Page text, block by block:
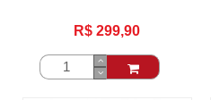
R$ 299,90